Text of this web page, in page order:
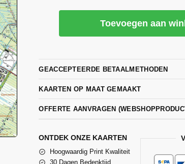
Toevoegen aan
GEACCEPTEERDE BETAALMETHODEN
KAARTEN OP MAAT GEMAAKT
OFFERTE AANVRAGEN
ONTDEK ONZE KAARTEN
Hoogwaardig Print Kwaliteit
30 Dagen Bedenktijd